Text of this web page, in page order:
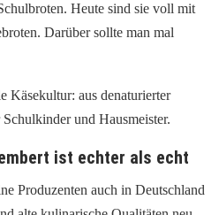
Heute sind sie voll mit
Darüber sollte man mal
Käsekultur: aus denaturierter
und Hausmeister.
ist echter als echt
Produzenten auch in Deutschland